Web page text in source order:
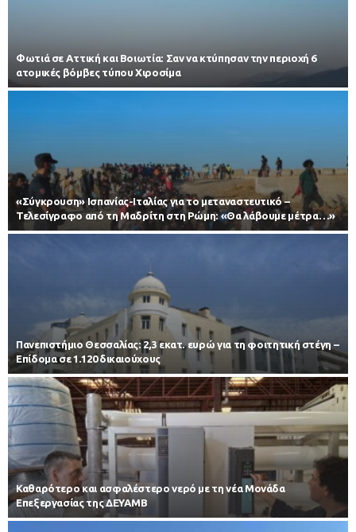
Φωτιά σε Αττική και Βοιωτία: Σαν να κτύπησαν την περιοχή 6
ατομικές βόμβες τύπου Χιροσίμα
«Σύγκρουση» Ισπανίας-Ιταλίας για το μεταναστευτικό –
Τελεσίγραφο από τη Μαδρίτη στη Ρώμη: «Θα λάβουμε μέτρα…»
Πανεπιστήμιο Θεσσαλίας: 2,3 εκατ. ευρώ για τη φοιτητική στέγη –
Επίδομα σε 1.120 δικαιούχους
Καθαρότερο και ασφαλέστερο νερό με τη νέα Μονάδα
Επεξεργασίας της ΔΕΥΑΜΒ